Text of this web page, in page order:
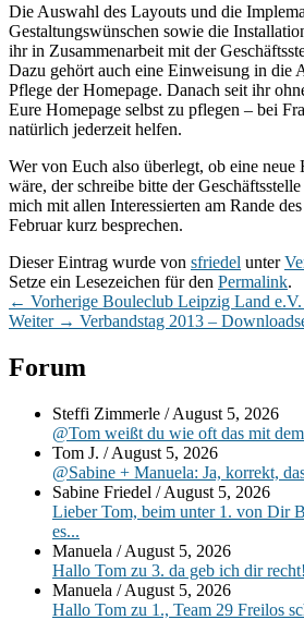
Die Auswahl des Layouts und die
Gestaltungswünschen sowie die
ihr in Zusammenarbeit mit der
Dazu gehört auch eine Einweisung in die
Pflege der Homepage. Danach seit ihr
Eure Homepage selbst zu pflegen – bei
natürlich jederzeit helfen.
Wer von Euch also überlegt, ob eine neue
wäre, der schreibe bitte der
mich mit allen Interessierten am Rande
Februar kurz besprechen.
Dieser Eintrag wurde von sfriedel unter
Setze ein Lesezeichen für den Permalink.
Beitragsnavigation
← Vorherige Vorheriger
Beitrag:
Bouleclub Leipzig Land
Weiter → Nächster
Verbandstag 2013 –
Primärer
Widgetbereich
Forum
Steffi Zimmerle /August 5, 2026
@Tom weißt du wie oft das mit
Tom J. /August 5, 2026
@Sabine + Manuela: Ja, korrekt,
Sabine Friedel /August 5, 2026
Lieber Tom, beim unter 1. von Dir
es...
Manuela /August 5, 2026
Hallo Tom zu 3. da geb ich dir
Manuela /August 5, 2026
Hallo Tom zu 1., Team 29 Freilos